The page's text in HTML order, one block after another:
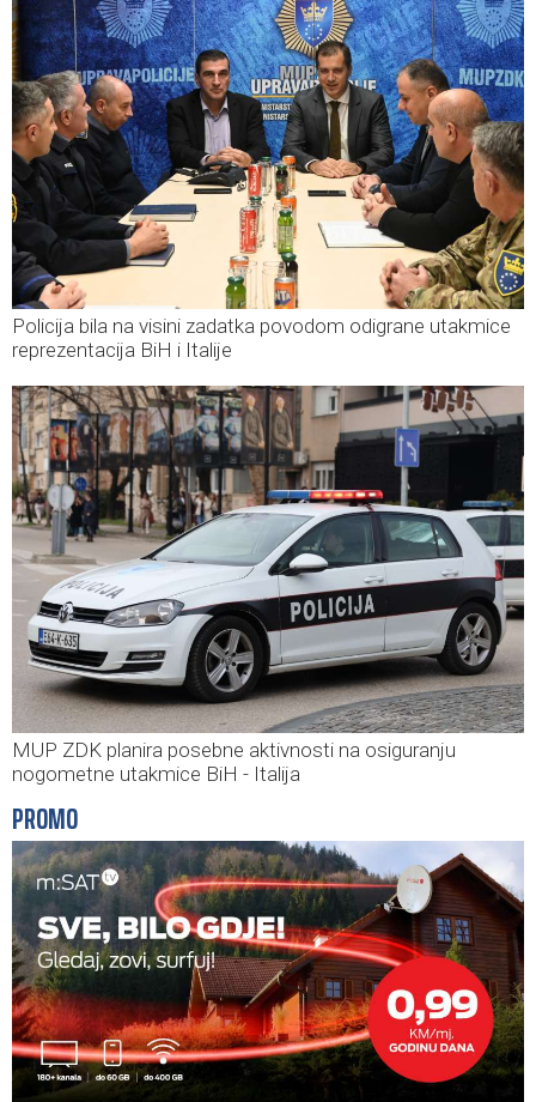
Policija bila na visini zadatka povodom odigrane utakmice
reprezentacija BiH i Italije
MUP ZDK planira posebne aktivnosti na osiguranju
nogometne utakmice BiH - Italija
PROMO